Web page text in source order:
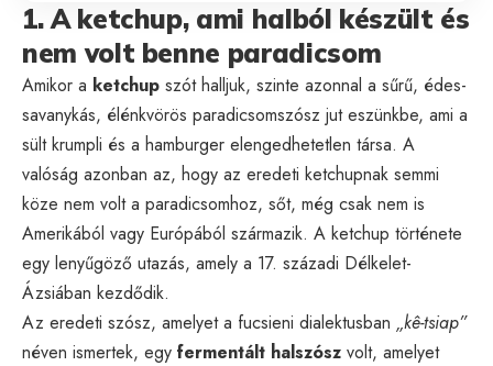
1. A ketchup, ami halból készült és
nem volt benne paradicsom
Amikor a ketchup szót halljuk, szinte azonnal a sűrű, édes-
savanykás, élénkvörös paradicsomszósz jut eszünkbe, ami a
sült krumpli és a hamburger elengedhetetlen társa. A
valóság azonban az, hogy az eredeti ketchupnak semmi
köze nem volt a paradicsomhoz, sőt, még csak nem is
Amerikából vagy Európából származik. A ketchup története
egy lenyűgöző utazás, amely a 17. századi Délkelet-
Ázsiában kezdődik.
Az eredeti szósz, amelyet a fucsieni dialektusban „kê-tsiap”
néven ismertek, egy fermentált halszósz volt, amelyet